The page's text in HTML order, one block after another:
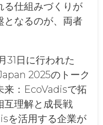
る仕組みづくりが
となるのが、両者
31日に行われた
2025のトーク
来：EcoVadisで拓
互理解と成長戦
を活用する企業が